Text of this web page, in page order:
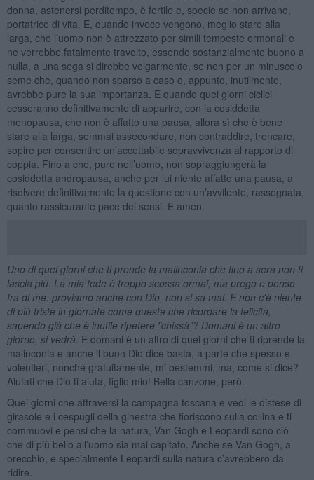
donna, astenersi perditempo, è fertile e, specie se non arrivano,
portatrice di vita. E, quando invece vengono, meglio stare alla
larga, che l’uomo non è attrezzato per simili tempeste ormonali e
ne verrebbe fatalmente travolto, essendo sostanzialmente buono a
nulla, a una sega si direbbe volgarmente, se non per un minuscolo
seme che, quando non sparso a caso o, appunto, inutilmente,
avrebbe pure la sua importanza. E quando quei giorni ciclici
cesseranno definitivamente di apparire, con la cosiddetta
menopausa, che non è affatto una pausa, allora sì che è bene
stare alla larga, semmai assecondare, non contraddire, troncare,
sopire per consentire un’accettabile sopravvivenza al rapporto di
coppia. Fino a che, pure nell’uomo, non sopraggiungerà la
cosiddetta andropausa, anche per lui niente affatto una pausa, a
risolvere definitivamente la questione con un’avvilente, rassegnata,
quanto rassicurante pace dei sensi. E amen.
Uno di quei giorni che ti prende la malinconia che fino a sera non ti
lascia più. La mia fede è troppo scossa ormai, ma prego e penso
fra di me: proviamo anche con Dio, non si sa mai. E non c'è niente
di più triste in giornate come queste che ricordare la felicità,
sapendo già che è inutile ripetere "chissà”? Domani è un altro
giorno, si vedrà. E domani è un altro di quei giorni che ti riprende la
malinconia e anche il buon Dio dice basta, a parte che spesso e
volentieri, nonché gratuitamente, mi bestemmi, ma, come si dice?
Aiutati che Dio ti aiuta, figlio mio! Bella canzone, però.
Quei giorni che attraversi la campagna toscana e vedi le distese di
girasole e i cespugli della ginestra che fioriscono sulla collina e ti
commuovi e pensi che la natura, Van Gogh e Leopardi sono ciò
che di più bello all’uomo sia mai capitato. Anche se Van Gogh, a
orecchio, e specialmente Leopardi sulla natura c’avrebbero da
ridire.